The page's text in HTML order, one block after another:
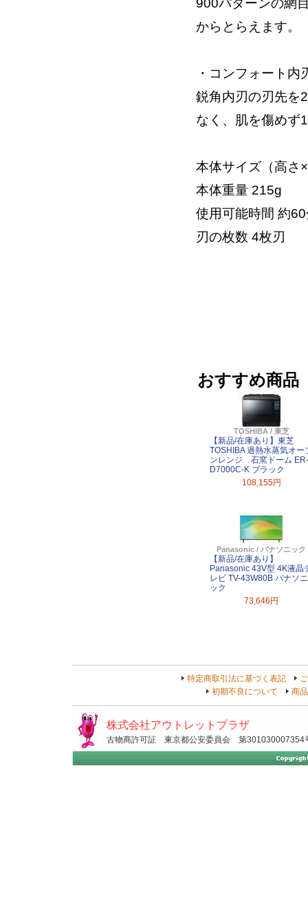
900パターンの網
からとらえます。
・コンフォート
鋭角内刃の刃先を
なく、肌を傷めず
本体サイズ（高さ
本体重量 215g
使用可能時間 約
刃の枚数 4枚刃
おすすめ商品
TOSHIBA / 東芝
【新品/在庫あり】東芝
TOSHIBA 過熱水蒸気オー
ンレンジ 石窯ドーム ER-
D7000C-K ブラック
108,155円
Panasonic / パナソニック
【新品/在庫あり】
Panasonic 43V型 4K液晶
レビ TV-43W80B パナソニ
ック
73,646円
特定商取引法に基づく表記
初期不良について
商
株式会社アウトレットプラザ
古物商許可証 東京都公安委員会 第301030007354